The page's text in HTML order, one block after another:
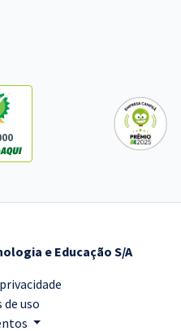
e Educação S/A
de uso